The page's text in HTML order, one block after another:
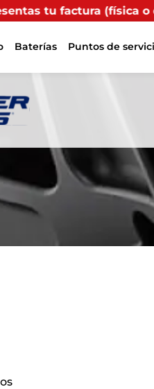
en uno de
Baterías Puntos de